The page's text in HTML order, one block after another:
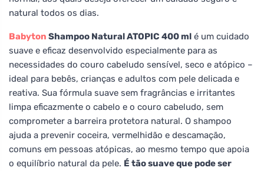
natural todos os dias.
Babyton Shampoo Natural ATOPIC 400 ml é um cuidado
suave e eficaz desenvolvido especialmente para as
necessidades do couro cabeludo sensível, seco e atópico –
ideal para bebês, crianças e adultos com pele delicada e
reativa. Sua fórmula suave sem fragrâncias e irritantes
limpa eficazmente o cabelo e o couro cabeludo, sem
comprometer a barreira protetora natural. O shampoo
ajuda a prevenir coceira, vermelhidão e descamação,
comuns em pessoas atópicas, ao mesmo tempo que apoia
o equilíbrio natural da pele. É tão suave que pode ser